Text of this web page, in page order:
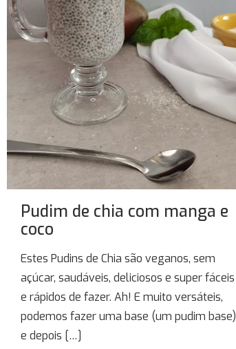
Pudim de chia com manga e
coco
Estes Pudins de Chia são veganos, sem
açúcar, saudáveis, deliciosos e super fáceis
e rápidos de fazer. Ah! E muito versáteis,
podemos fazer uma base (um pudim base)
e depois […]